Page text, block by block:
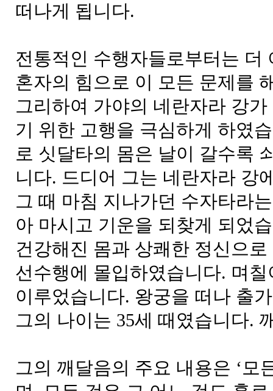
떠나게 됩니다.
전통적인 수행자들로부터는 더
혼자의 힘으로 이 모든 문제를
그리하여 가야의 네란자라 강
기 위한 고행을 극심하게 하였
로 싯달타의 몸은 날이 갈수록
니다. 드디어 그는 네란자라 강
그 때 마침 지나가던 수자타라
아 마시고 기운을 되찾게 되었
건강해진 몸과 상쾌한 정신으
선수행에 몰입하였습니다. 며
이루었습니다. 왕궁을 떠나 출
그의 나이는 35세 때였습니다.
그의 깨달음의 주요 내용은 ‘모